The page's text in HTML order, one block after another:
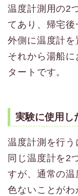
温度計測用の2
てあり、帰宅
外側に温度計を
それから湯船
タートです。
実験に使用し
温度計測を行
同じ温度計を2
すが、通常の
色ないことがわ